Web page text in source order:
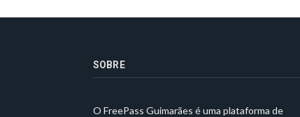
SOBRE
O FreePass Guimarães é uma plataforma de